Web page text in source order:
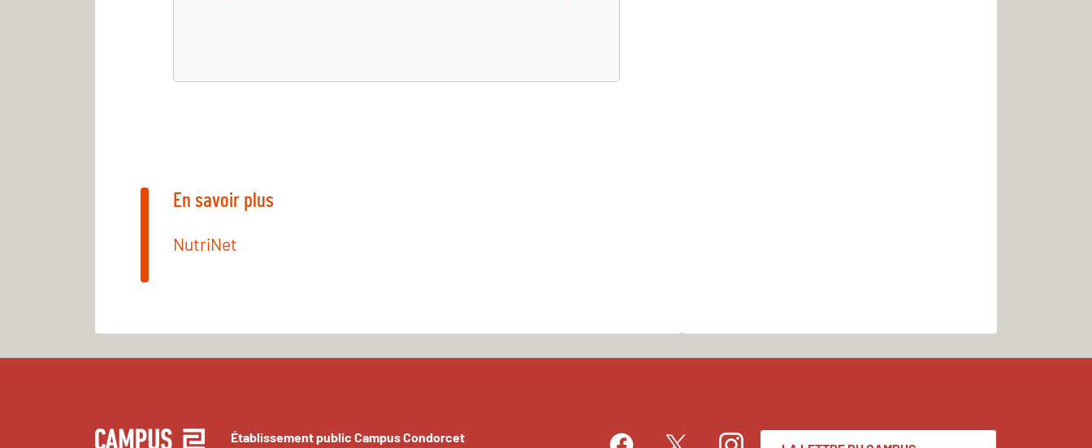
En savoir plus
NutriNet
Établissement public Campus Condorcet